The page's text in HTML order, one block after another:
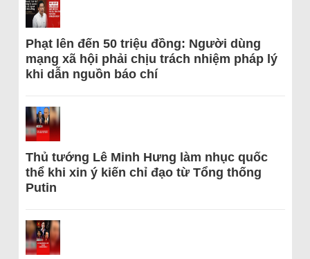
Phạt lên đến 50 triệu đồng: Người dùng
mạng xã hội phải chịu trách nhiệm pháp lý
khi dẫn nguồn báo chí
Thủ tướng Lê Minh Hưng làm nhục quốc
thể khi xin ý kiến chỉ đạo từ Tổng thống
Putin